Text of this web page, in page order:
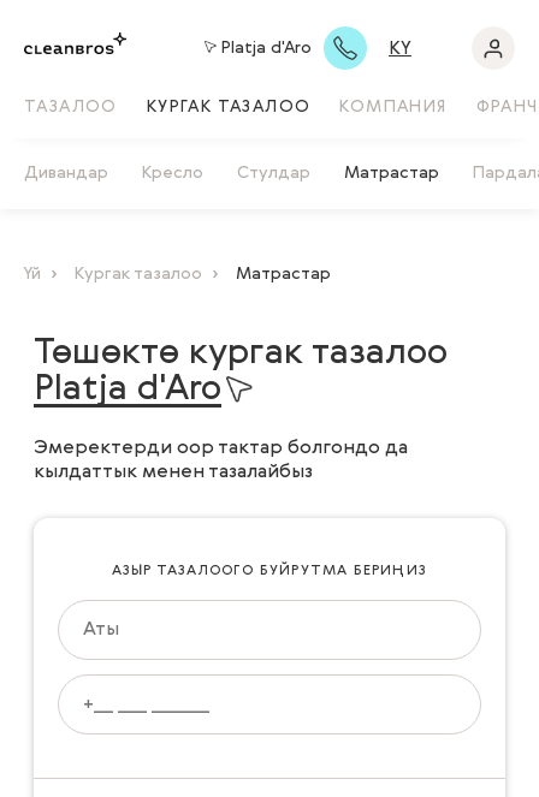
Platja d'Aro KY
ТАЗАЛОО КУРГАК ТАЗАЛОО КОМПАНИЯ
Дивандар Кресло Стулдар Матрастар
Үй Кургак тазалоо Матрастар
Төшөктө кургак тазалоо
Platja d'Aro
Эмеректерди оор тактар болгондо да
кылдаттык менен тазалайбыз
АЗЫР ТАЗАЛООГО БУЙРУТМА БЕРИҢИЗ